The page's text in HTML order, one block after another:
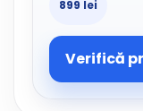
899 lei
Verifică